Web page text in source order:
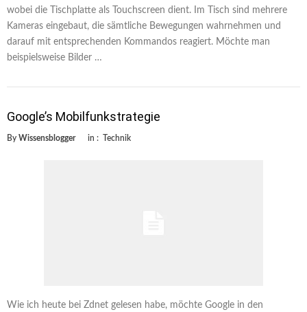
wobei die Tischplatte als Touchscreen dient. Im Tisch sind mehrere
Kameras eingebaut, die sämtliche Bewegungen wahrnehmen und
darauf mit entsprechenden Kommandos reagiert. Möchte man
beispielsweise Bilder …
Google’s Mobilfunkstrategie
By Wissensblogger in : Technik
Wie ich heute bei Zdnet gelesen habe, möchte Google in den